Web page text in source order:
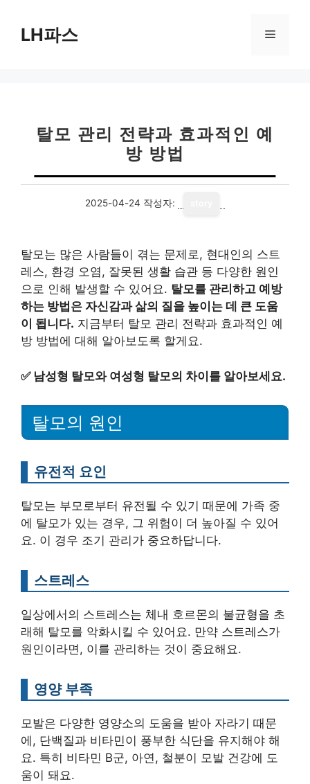
LH파스 메
탈모 관리 전략과 효과적인 예
방 방법
2025-04-24 작성자:
탈모는 많은 사람들이 겪는 문제로, 현대인의 스트
레스, 환경 오염, 잘못된 생활 습관 등 다양한 원인
으로 인해 발생할 수 있어요. 탈모를 관리하고 예방
하는 방법은 자신감과 삶의 질을 높이는 데 큰 도움
이 됩니다. 지금부터 탈모 관리 전략과 효과적인 예
방 방법에 대해 알아보도록 할게요.
✅ 남성형 탈모와 여성형 탈모의 차이를 알아보세요.
탈모의 원인
유전적 요인
탈모는 부모로부터 유전될 수 있기 때문에 가족 중
에 탈모가 있는 경우, 그 위험이 더 높아질 수 있어
요. 이 경우 조기 관리가 중요하답니다.
스트레스
일상에서의 스트레스는 체내 호르몬의 불균형을 초
래해 탈모를 악화시킬 수 있어요. 만약 스트레스가
원인이라면, 이를 관리하는 것이 중요해요.
영양 부족
모발은 다양한 영양소의 도움을 받아 자라기 때문
에, 단백질과 비타민이 풍부한 식단을 유지해야 해
요. 특히 비타민 B군, 아연, 철분이 모발 건강에 도
움이 돼요.